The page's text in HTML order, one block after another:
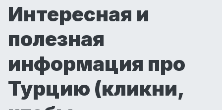
Интересная и
полезная
информация про
Турцию (кликни,